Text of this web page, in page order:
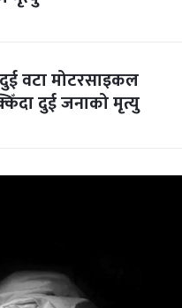
वटा मोटरसाइकल
दुई जनाको मृत्यु